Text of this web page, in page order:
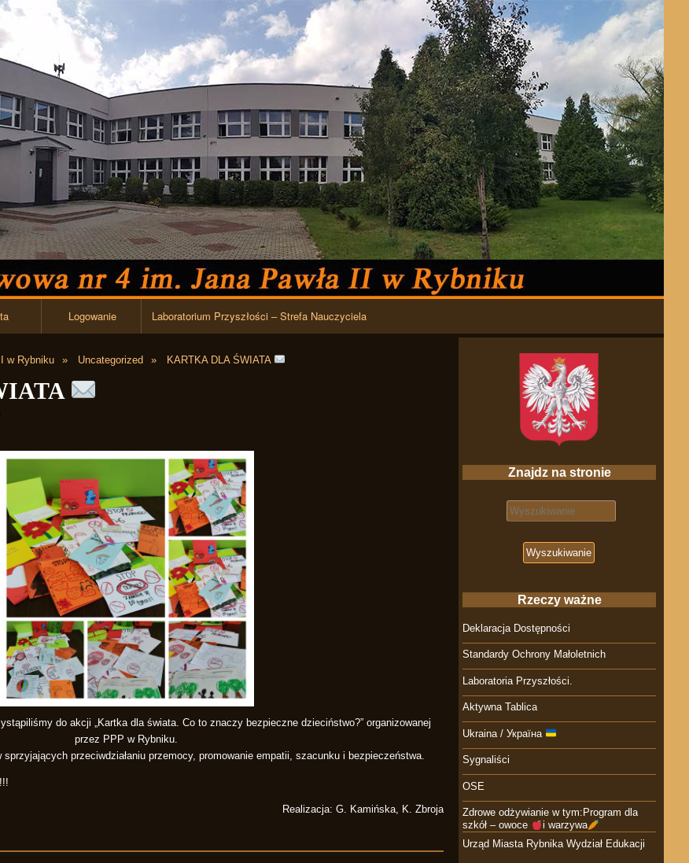
Przejdź do zawartości
Logowanie Laboratorium Przyszłości – Strefa Nauczyciela
w Rybniku Uncategorized KARTKA DLA ŚWIATA
do akcji „Kartka dla świata. Co to znaczy bezpieczne dzieciństwo?” organizowanej
przez PPP w Rybniku.
przeciwdziałaniu przemocy, promowanie empatii, szacunku i bezpieczeństwa.
Realizacja: G. Kamińska, K. Zbroja
Znajdz na stronie
Search for:
Rzeczy ważne
Deklaracja Dostępności
Standardy Ochrony Małoletnich
Laboratoria Przyszłości.
Aktywna Tablica
Ukraina / Україна
Sygnaliści
OSE
Zdrowe odżywianie w tym:Program dla
szkół – owoce
i warzywa
Urząd Miasta Rybnika Wydział Edukacji